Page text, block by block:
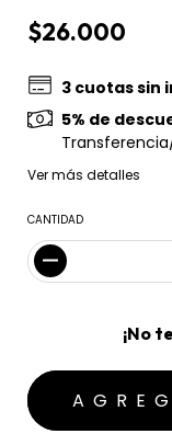
$26.000
3 cuotas sin
5% de
Ver más detalles
CANTIDAD
¡No